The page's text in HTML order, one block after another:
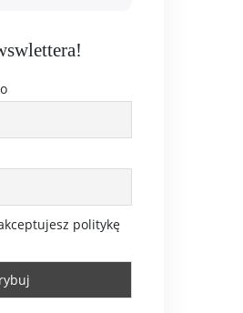
politykę